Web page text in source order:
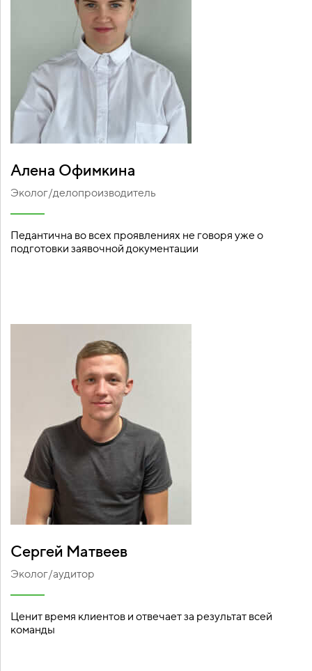
Алена Офимкина
Эколог/делопроизводитель
Педантична во всех проявлениях не говоря уже о
подготовки заявочной документации
Сергей Матвеев
Эколог/аудитор
Ценит время клиентов и отвечает за результат всей
команды